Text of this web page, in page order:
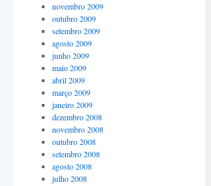
novembro 2009
outubro 2009
setembro 2009
agosto 2009
junho 2009
maio 2009
abril 2009
março 2009
janeiro 2009
dezembro 2008
novembro 2008
outubro 2008
setembro 2008
agosto 2008
julho 2008